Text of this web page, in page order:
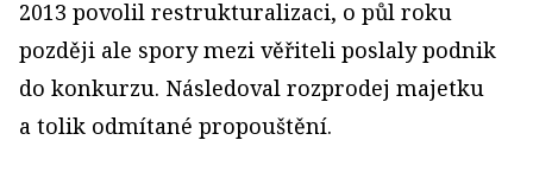
2013 povolil restrukturalizaci, o půl roku
později ale spory mezi věřiteli poslaly podnik
do konkurzu. Následoval rozprodej majetku
a tolik odmítané propouštění.